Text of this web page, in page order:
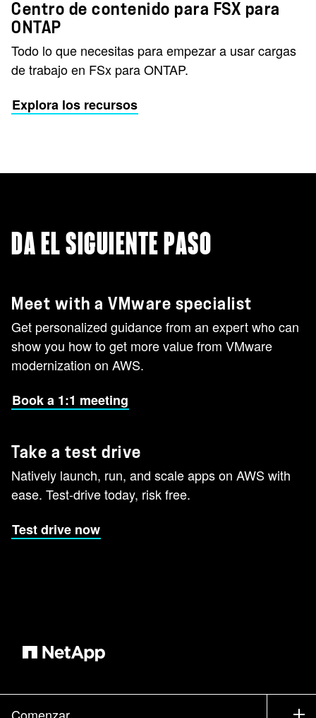
Centro de contenido para FSX para
ONTAP
Todo lo que necesitas para empezar a usar cargas
de trabajo en FSx para ONTAP.
Explora los recursos
DA EL SIGUIENTE PASO
Meet with a VMware specialist
Get personalized guidance from an expert who can
show you how to get more value from VMware
modernization on AWS.
Book a 1:1 meeting
Take a test drive
Natively launch, run, and scale apps on AWS with
ease. Test-drive today, risk free.
Test drive now